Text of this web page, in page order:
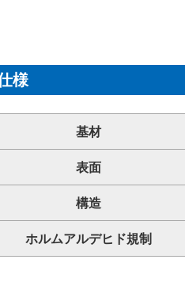
様
基材
表面
構造
ホルムアルデヒド規制